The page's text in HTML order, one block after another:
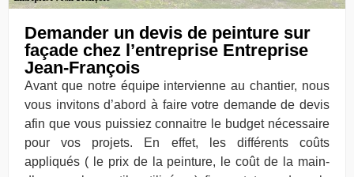
Demander un devis de peinture sur
façade chez l’entreprise Entreprise
Jean-François
Avant que notre équipe intervienne au chantier, nous
vous invitons d’abord à faire votre demande de devis
afin que vous puissiez connaitre le budget nécessaire
pour vos projets. En effet, les différents coûts
appliqués ( le prix de la peinture, le coût de la main-